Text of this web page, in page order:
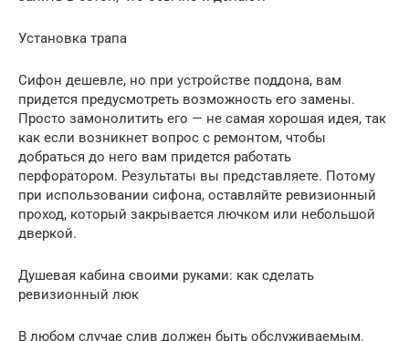
Установка трапа
Сифон дешевле, но при устройстве поддона, вам
придется предусмотреть возможность его замены.
Просто замонолитить его — не самая хорошая идея, так
как если возникнет вопрос с ремонтом, чтобы
добраться до него вам придется работать
перфоратором. Результаты вы представляете. Потому
при использовании сифона, оставляйте ревизионный
проход, который закрывается лючком или небольшой
дверкой.
Душевая кабина своими руками: как сделать
ревизионный люк
В любом случае слив должен быть обслуживаемым.